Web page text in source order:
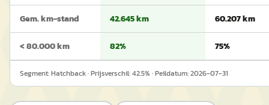
Gem. km-stand 42.645 km 60.207 km
< 80.000 km 82% 75%
Segment:Hatchback· Prijsverschil:42.5% · Peildatum:2026-07-31